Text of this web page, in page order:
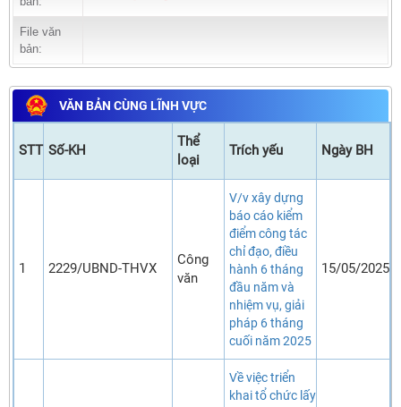
File văn
bản:
VĂN BẢN CÙNG LĨNH VỰC
STT Số-KH
Thể
loại
Trích yếu Ngày BH
1 2229/UBND-THVX
Công
văn
V/v xây dựng
báo cáo kiểm
điểm công tác
chỉ đạo, điều
hành 6 tháng
đầu năm và
nhiệm vụ, giải
pháp 6 tháng
cuối năm 2025
15/05/2025
Về việc triển
khai tổ chức lấy